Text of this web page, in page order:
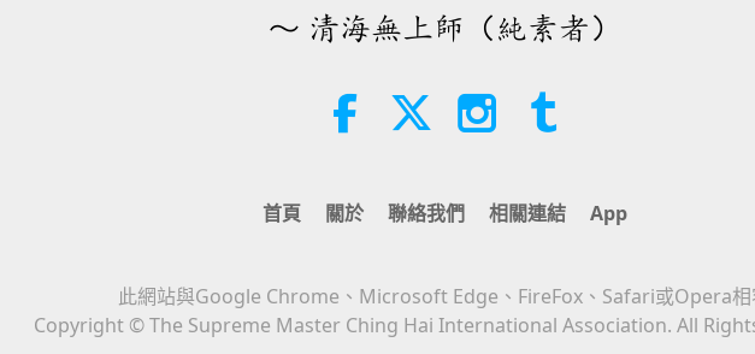
～ 清海無上師（純素者）
首頁 關於 聯絡我們 相關連結 App
此網站與Google Chrome、Microsoft Edge、FireFox、Safari或Opera相
Copyright © The Supreme Master Ching Hai International Association. All